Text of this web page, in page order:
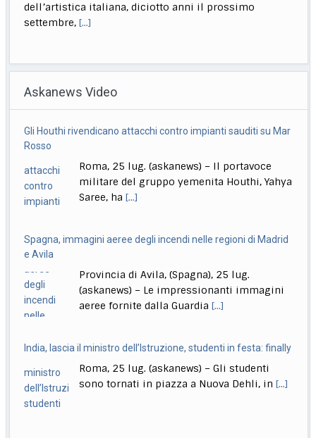
dell’artistica italiana, diciotto anni il prossimo
settembre,[...]
prossima volta
Roma, 26 lug. (askanews) – "Secondo me lo diventerà
presidente della Repubblica, magari la prossima[...]
Formula1, Norris: "Mai avuta una macchina così da guidare"
Roma, 26 lug. (askanews) – Trionfo di Lando Norris nel
Gp di Ungheria. Il britannico, [...]
Askanews Video
Gli Houthi rivendicano attacchi contro impianti sauditi su Mar
Rosso
Roma, 25 lug. (askanews) – Il portavoce
militare del gruppo yemenita Houthi, Yahya
Saree, ha[...]
Spagna, immagini aeree degli incendi nelle regioni di Madrid
e Avila
Provincia di Avila, (Spagna), 25 lug.
(askanews) – Le impressionanti immagini
aeree fornite dalla Guardia[...]
India, lascia il ministro dell’Istruzione, studenti in festa: finally
Roma, 25 lug. (askanews) – Gli studenti
sono tornati in piazza a Nuova Dehli, in[...]